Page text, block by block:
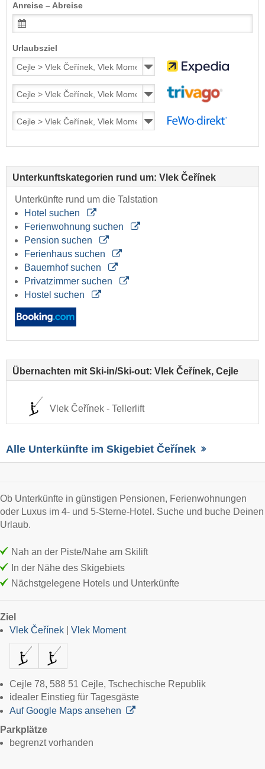
Anreise – Abreise
Urlaubsziel
Unterkunftskategorien rund um: Vlek Čeřínek
Unterkünfte rund um die Talstation
Hotel suchen
Ferienwohnung suchen
Pension suchen
Ferienhaus suchen
Bauernhof suchen
Privatzimmer suchen
Hostel suchen
Übernachten mit Ski-in/Ski-out: Vlek Čeřínek, Cejle
Vlek Čeřínek - Tellerlift
Alle Unterkünfte im Skigebiet Čeřínek
Ob Unterkünfte in günstigen Pensionen, Ferienwohnungen
oder Luxus im 4- und 5-Sterne-Hotel. Suche und buche Deinen
Urlaub.
Nah an der Piste/Nahe am Skilift
In der Nähe des Skigebiets
Nächstgelegene Hotels und Unterkünfte
Ziel
Vlek Čeřínek
Vlek Moment
Cejle 78, 588 51 Cejle, Tschechische Republik
idealer Einstieg für Tagesgäste
Auf Google Maps ansehen
Parkplätze
begrenzt vorhanden